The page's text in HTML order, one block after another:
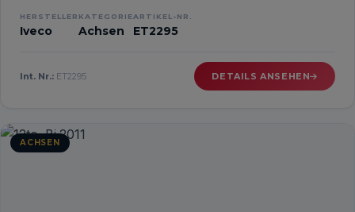
HERSTELLER
Iveco
KATEGORIE
Achsen
ARTIKEL-NR.
ET2295
Int. Nr.: ET2295 DETAILS ANSEHEN
ACHSEN